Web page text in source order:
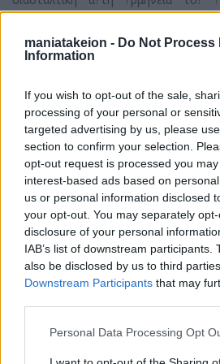
maniatakeion - Do Not Process
Information
If you wish to opt-out of the sale,
processing of your personal or
targeted advertising by us, please
section to confirm your selection.
opt-out request is processed you
interest-based ads based on
us or personal information disclosed
your opt-out. You may separately
disclosure of your personal
IAB’s list of downstream participants.
also be disclosed by us to third
Downstream Participants that may
Personal Data Processing Opt
δημιουρ­γήσει ?δη μεγάλο κύκλο
πό τόν τρόπο χρηματο­δότησης
ργανώσεων.
Κυβερνητικ?ν ?ργανώσεων, ?
στόχου, τ?ς ?ξυπηρέτησης
γενικο? συμφέροντος.
Ο? Μή Κυβερνητικές ?ργανώσεις δέν
πρόβλημα το? τρόπου
ντιμετωπίζουν, ?πίσης, πρόσθετα
φορο?ν τή λειτουργία τους. Ο? Μή
μαστίζονται ?πό τήν ?λλειψη
?πό τό Κράτος, ?πό τά
διοίκηση, ?πό τήν ?νεπάρκεια
?κολουθο?ν, τίς δυσκολίες στή
?νεργει?ν, καθώς καί ?πό τήν
νθρώπινου δυναμικο?.
?λα α?τά τά προβλήματα, πού